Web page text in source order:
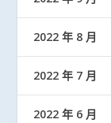
2022 年 8 月
2022 年 7 月
2022 年 6 月